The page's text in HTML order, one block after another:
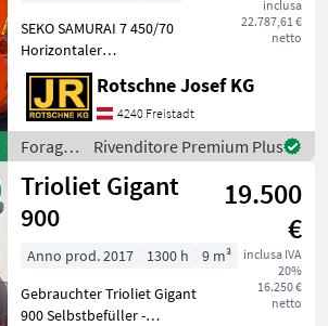
inclusa
22.787,61 €
netto
SEKO SAMURAI 7 450/70
Horizontaler
Futtermischwagen Zwei
Mischschnecken mit 100
Schneidmesser
Doppelseitige direkte
Ausladung Kettenteppich
900x800, lin
Rotschne Josef KG
4240 Freistadt
Foraggiamento
/ Seko
Rivenditore Premium Plus
Trioliet Gigant
900
19.500
€
inclusa IVA
20%
16.250 €
netto
Anno prod. 2017 1300 h
9 m³
Gebrauchter Trioliet Gigant
900 Selbstbefüller -